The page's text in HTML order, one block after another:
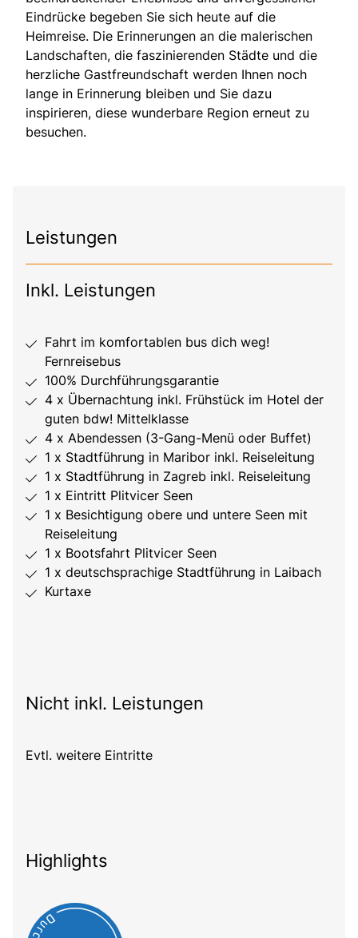
Eindrücke begeben Sie sich heute auf die
Heimreise. Die Erinnerungen an die malerischen
Landschaften, die faszinierenden Städte und die
herzliche Gastfreundschaft werden Ihnen noch
lange in Erinnerung bleiben und Sie dazu
inspirieren, diese wunderbare Region erneut zu
besuchen.
Leistungen
Inkl. Leistungen
Fahrt im komfortablen bus dich weg!
Fernreisebus
100% Durchführungsgarantie
4 x Übernachtung inkl. Frühstück im Hotel der
guten bdw! Mittelklasse
4 x Abendessen (3-Gang-Menü oder Buffet)
1 x Stadtführung in Maribor inkl. Reiseleitung
1 x Stadtführung in Zagreb inkl. Reiseleitung
1 x Eintritt Plitvicer Seen
1 x Besichtigung obere und untere Seen mit
Reiseleitung
1 x Bootsfahrt Plitvicer Seen
1 x deutschsprachige Stadtführung in Laibach
Kurtaxe
Nicht inkl. Leistungen
Evtl. weitere Eintritte
Highlights